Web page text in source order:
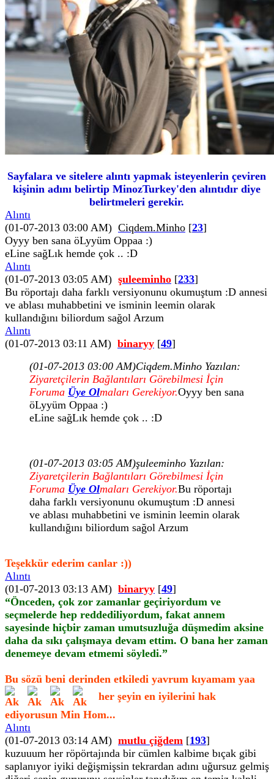
Sayfalara ve sitelere alıntı yapmak isteyenlerin çeviren
kişinin adını belirtip MinozTurkey'den alıntıdır diye
belirtmeleri gerekir.
Alıntı
(01-07-2013 03:00 AM) Ciqdem.Minho [23]
Oyyy ben sana öLyyüm Oppaa :)
eLine sağLık hemde çok .. :D
Alıntı
(01-07-2013 03:05 AM) şuleeminho [233]
Bu röportajı daha farklı versiyonunu okumuştum :D annesi
ve ablası muhabbetini ve isminin leemin olarak
kullandığını biliordum sağol Arzum
Alıntı
(01-07-2013 03:11 AM) binaryy [49]
(01-07-2013 03:00 AM)Ciqdem.Minho Yazılan:
Ziyaretçilerin Bağlantıları Görebilmesi İçin
Foruma Üye Olmaları Gerekiyor.Oyyy ben sana
öLyyüm Oppaa :)
eLine sağLık hemde çok .. :D
(01-07-2013 03:05 AM)şuleeminho Yazılan:
Ziyaretçilerin Bağlantıları Görebilmesi İçin
Foruma Üye Olmaları Gerekiyor.Bu röportajı
daha farklı versiyonunu okumuştum :D annesi
ve ablası muhabbetini ve isminin leemin olarak
kullandığını biliordum sağol Arzum
Teşekkür ederim canlar :))
Alıntı
(01-07-2013 03:13 AM) binaryy [49]
“Önceden, çok zor zamanlar geçiriyordum ve
seçmelerde hep reddediliyordum, fakat annem
sayesinde hiçbir zaman umutsuzluğa düşmedim aksine
daha da sıkı çalışmaya devam ettim. O bana her zaman
denemeye devam etmemi söyledi.”
Bu sözü beni derinden etkiledi yavrum kıyamam yaa
her şeyin en iyilerini hak
ediyorusun Min Hom...
Alıntı
(01-07-2013 03:14 AM) mutlu çiğdem [193]
kuzuuum her röpörtajında bir cümlen kalbime bıçak gibi
saplanıyor iyiki değişmişsin tekrardan adını uğursuz gelmiş